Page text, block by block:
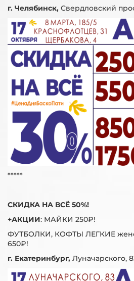
г. Челябинск, Свердловский
*****
СКИДКА НА ВСЁ 50%!
+АКЦИИ: МАЙКИ 250₽!
ФУТБОЛКИ, КОФТЫ ЛЕГКИЕ
650₽!
г. Екатеринбург, Луначарского,